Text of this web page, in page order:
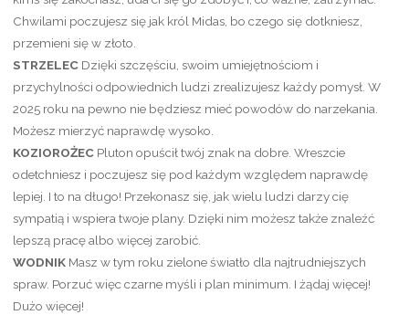
Chwilami poczujesz się jak król Midas, bo czego się dotkniesz,
przemieni się w złoto.
STRZELECDzięki szczęściu, swoim umiejętnościom i
przychylności odpowiednich ludzi zrealizujesz każdy pomysł. W
2025 roku na pewno nie będziesz mieć powodów do narzekania.
Możesz mierzyć naprawdę wysoko.
KOZIOROŻECPluton opuścił twój znak na dobre. Wreszcie
odetchniesz i poczujesz się pod każdym względem naprawdę
lepiej. I to na długo! Przekonasz się, jak wielu ludzi darzy cię
sympatią i wspiera twoje plany. Dzięki nim możesz także znaleźć
lepszą pracę albo więcej zarobić.
WODNIKMasz w tym roku zielone światło dla najtrudniejszych
spraw. Porzuć więc czarne myśli i plan minimum. I żądaj więcej!
Dużo więcej!